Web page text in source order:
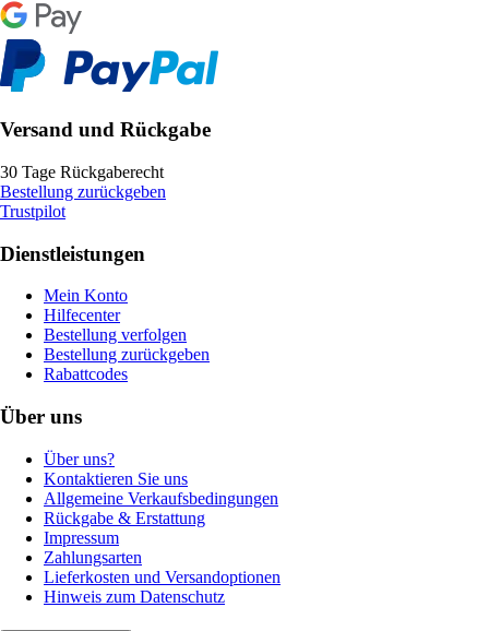
Versand und Rückgabe
30 Tage Rückgaberecht
Bestellung zurückgeben
Trustpilot
Dienstleistungen
Mein Konto
Hilfecenter
Bestellung verfolgen
Bestellung zurückgeben
Rabattcodes
Über uns
Über uns?
Kontaktieren Sie uns
Allgemeine Verkaufsbedingungen
Rückgabe & Erstattung
Impressum
Zahlungsarten
Lieferkosten und Versandoptionen
Hinweis zum Datenschutz